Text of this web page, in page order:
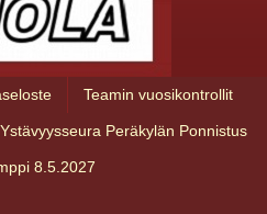
Teamin vuosikontrollit
Ystävyysseura Peräkylän Ponnistus
8.5.2027